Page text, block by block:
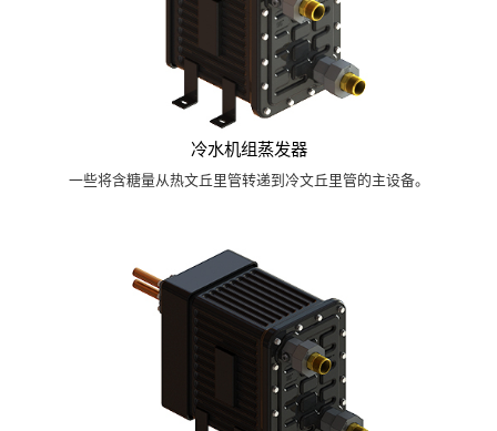
冷水机组蒸发器
一些将含糖量从热文丘里管转递到冷文丘里管的主设备。